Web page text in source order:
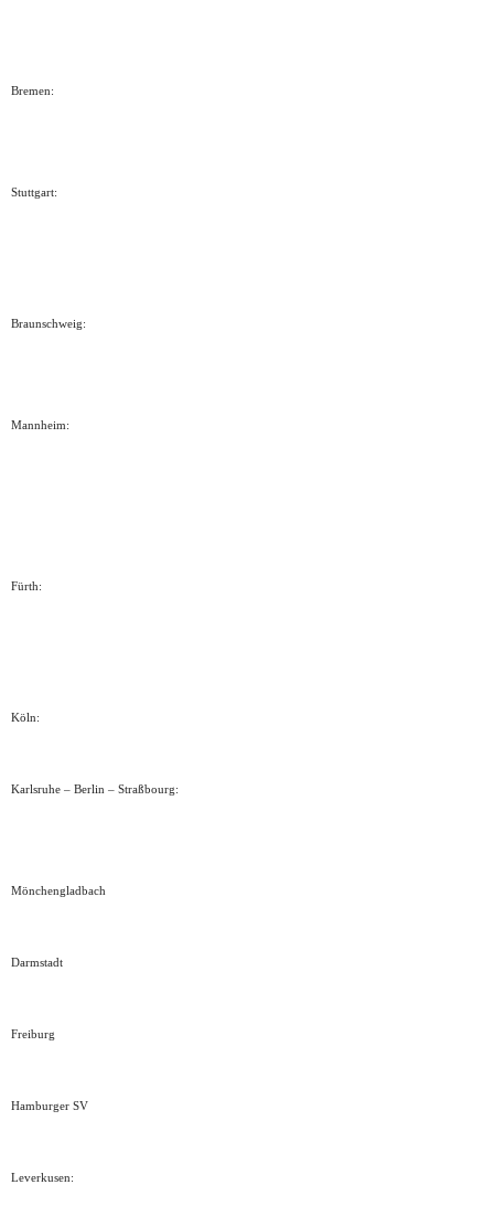
Bremen:
Stuttgart:
Braunschweig:
Mannheim:
Fürth:
Köln:
Karlsruhe – Berlin – Straßbourg:
Mönchengladbach
Darmstadt
Freiburg
Hamburger SV
Leverkusen: